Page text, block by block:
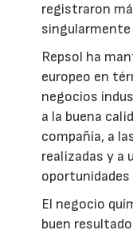
registraron
Repsol ha
europeo en
negocios
a la buena
compañía, a
realizadas y a
El negocio
buen